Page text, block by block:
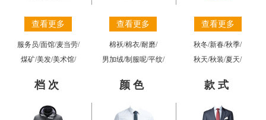
查看更多
服务员/面馆/麦当劳/
煤矿/美发/美术馆/
查看更多
棉袄/棉衣/耐磨/
男加绒/制服呢/平纹/
查看更多
秋冬/新春/秋季/
秋天/秋装/夏天/
档次 颜色 款式